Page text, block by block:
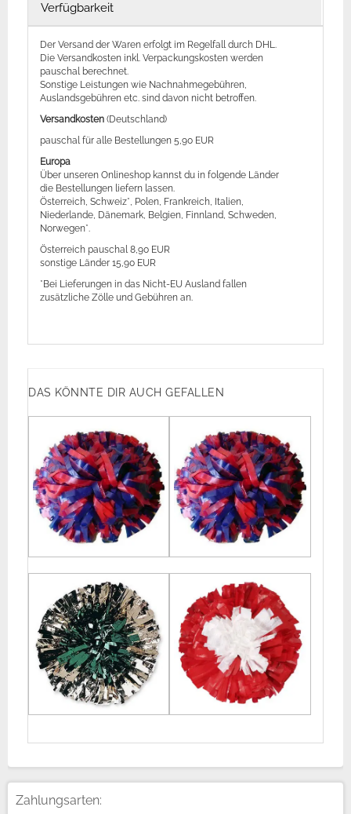
Verfügbarkeit
Der Versand der Waren erfolgt im Regelfall durch DHL.
Die Versandkosten inkl. Verpackungskosten werden
pauschal berechnet.
Sonstige Leistungen wie Nachnahmegebühren,
Auslandsgebühren etc. sind davon nicht betroffen.
Versandkosten (Deutschland)
pauschal für alle Bestellungen 5,90 EUR
Europa
Über unseren Onlineshop kannst du in folgende Länder
die Bestellungen liefern lassen.
Österreich, Schweiz*, Polen, Frankreich, Italien,
Niederlande, Dänemark, Belgien, Finnland, Schweden,
Norwegen*.
Österreich pauschal 8,90 EUR
sonstige Länder 15,90 EUR
*Bei Lieferungen in das Nicht-EU Ausland fallen
zusätzliche Zölle und Gebühren an.
DAS KÖNNTE DIR AUCH GEFALLEN
Zahlungsarten: